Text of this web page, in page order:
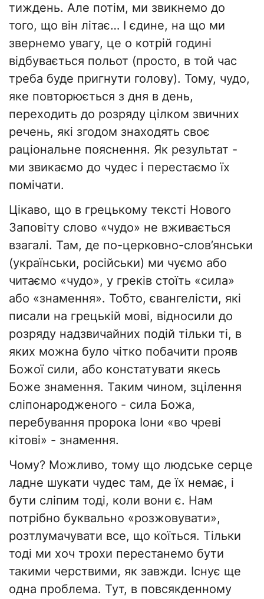
тиждень. Але потім, ми звикнемо до
того, що він літає… І єдине, на що ми
звернемо увагу, це о котрій годині
відбувається польот (просто, в той час
треба буде пригнути голову). Тому, чудо,
яке повторюється з дня в день,
переходить до розряду цілком звичних
речень, які згодом знаходять своє
раціональне пояснення. Як результат -
ми звикаємо до чудес і перестаємо їх
помічати.
Цікаво, що в грецькому тексті Нового
Заповіту слово «чудо» не вживається
взагалі. Там, де по-церковно-слов’янськи
(українськи, російськи) ми чуємо або
читаємо «чудо», у греків стоїть «сила»
або «знамення». Тобто, євангелісти, які
писали на грецькій мові, відносили до
розряду надзвичайних подій тільки ті, в
яких можна було чітко побачити прояв
Божої сили, або констатувати якесь
Боже знамення. Таким чином, зцілення
сліпонародженого - сила Божа,
перебування пророка Іони «во чреві
кітові» - знамення.
Чому? Можливо, тому що людське серце
ладне шукати чудес там, де їх немає, і
бути сліпим тоді, коли вони є. Нам
потрібно буквально «розжовувати»,
розтлумачувати все, що коїться. Тільки
тоді ми хоч трохи перестанемо бути
такими черствими, як завжди. Існує ще
одна проблема. Тут, в повсякденному